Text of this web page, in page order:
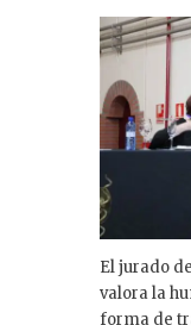
El jurado
valora la
forma de